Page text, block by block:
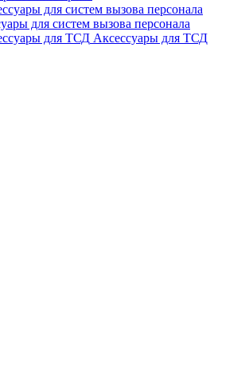
для систем вызова персонала
Аксессуары для ТСД